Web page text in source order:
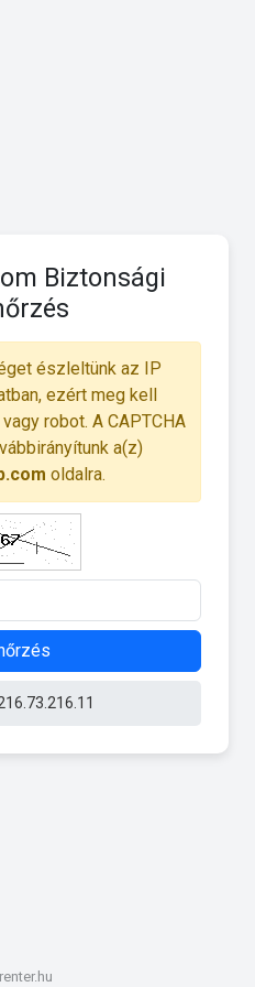
Biztonsági
észleltünk az IP
ezért meg kell
robot. A CAPTCHA
a(z)
oldalra.